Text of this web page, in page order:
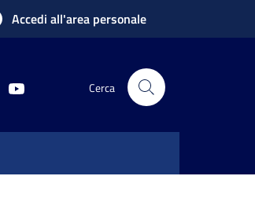
Accedi all'area personale
Cerca